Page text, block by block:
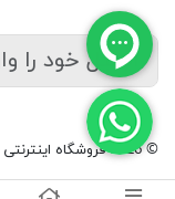
© 2026 فروشگاه اینترنتی خانه شما. همه حقوق محفوظ است.